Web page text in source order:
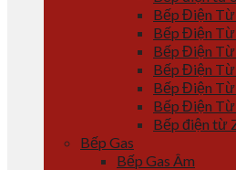
Bếp Điện Từ
Bếp Điện Từ
Bếp Điện Từ
Bếp Điện Từ
Bếp Điện
Bếp Điện Từ
Bếp điện từ
Bếp Gas
Bếp Gas Âm